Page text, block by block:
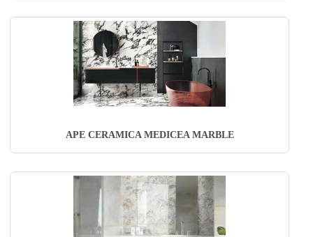
APE CERAMICA MEDICEA MARBLE